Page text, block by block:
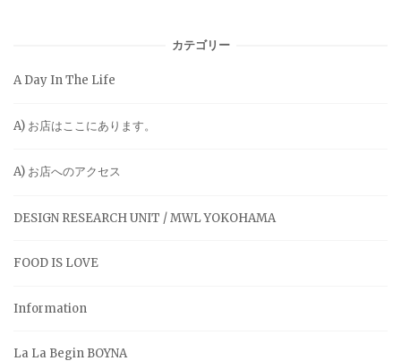
カテゴリー
A Day In The Life
A) お店はここにあります。
A) お店へのアクセス
DESIGN RESEARCH UNIT / MWL YOKOHAMA
FOOD IS LOVE
Information
La La Begin BOYNA